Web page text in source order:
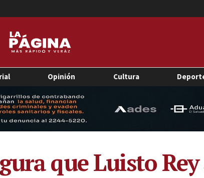
Opinión Cultura
que Luisto